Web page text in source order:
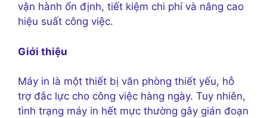
vận hành ổn định, tiết kiệm chi phí và nâng cao
hiệu suất công việc.
Giới thiệu
Máy in là một thiết bị văn phòng thiết yếu, hỗ
trợ đắc lực cho công việc hàng ngày. Tuy nhiên,
tình trạng máy in hết mực thường gây gián đoạn